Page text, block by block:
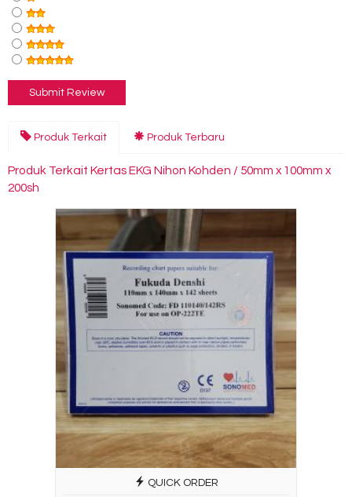
Produk Terkait Produk Terbaru
Produk Terkait Kertas EKG Nihon Kohden / 50mm x 100mm x
200sh
QUICK ORDER